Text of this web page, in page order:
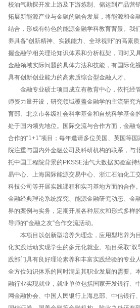
校油气勘探开发上游及下游炼制、储运到产品营
拓展新能源产业与金融的融合发展，将能源和金
结合，形成有特色的能源金融学科教育背景。我
养具备“创新精神、实践能力、全球视野”的高素
握金融学相关理论知识体系和分析框架，同时又
金融领域实际问题的具体方法和技能，有国际化
具有创新创业能力的高素质综合型金融人才。
金融专业硕士项目成立有教育中心，依托经
师资力量开设，研究领域覆盖金融学的主流研究
育部、北京市各级社会科学基金和自然科学基金
处于国内领先地位。国际交流与合作方面，金融
合作的“1+1”项目；每年邀请多位美国、英国等
院注重与国内外金融公司及科研机构的联系，与
托中国工程院背景的PKSSE油气大数据实验室
易中心、上海国际能源交易中心、浙江石油化工
科技公司等开展实践课程和实习基地方面的合作
金融经典理论系统探究、能源金融研究动态、金
界的案例与实务，定期开展各种层次和形式多样
导师的“金融之友”合作交流活动。
本项目以创新型培养为理念，应用型培养为
化实践活动实现学生的多元化就业。项目采取“
践部门具有良好理论素养和丰富实践经验的专业
全方位知识体系的同时满足其职业发展的需要。
融行业实现就业，就业单位包括国家开发银行、
网金融协会、中国人民银行上海总部、中信银行